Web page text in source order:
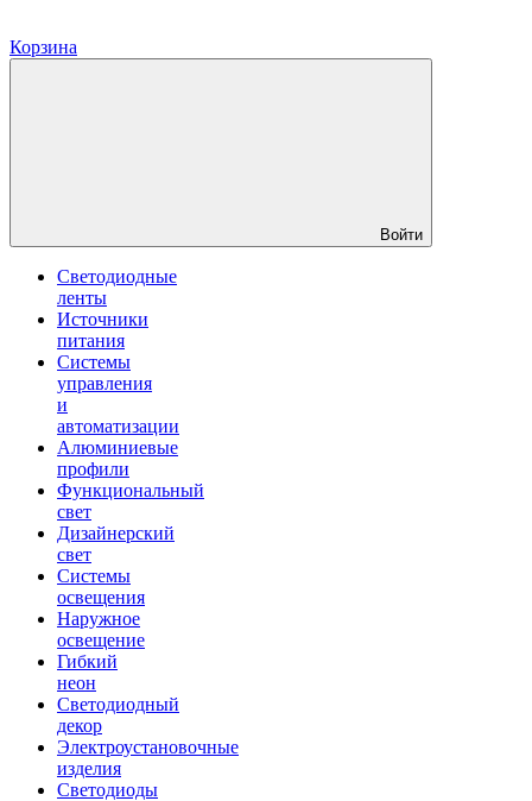
Корзина
Войти
Светодиодные
ленты
Источники
питания
Системы
управления
и
автоматизации
Алюминиевые
профили
Функциональный
свет
Дизайнерский
свет
Системы
освещения
Наружное
освещение
Гибкий
неон
Светодиодный
декор
Электроустановочные
изделия
Светодиоды